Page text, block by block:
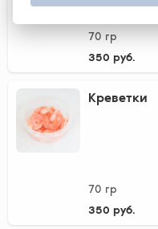
70 гр
350 руб.
Креветки
70 гр
350 руб.